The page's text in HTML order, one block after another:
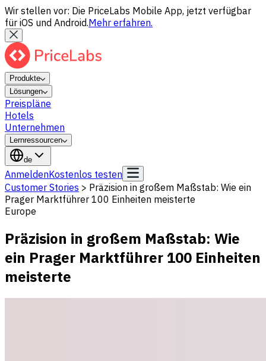
Wir stellen vor: Die PriceLabs Mobile App, jetzt verfügbar
für iOS und Android.Mehr erfahren.
Produkte
Lösungen
Preispläne
Hotels
Unternehmen
Lernressourcen
de
AnmeldenKostenlos testen
Customer Stories > Präzision in großem Maßstab: Wie ein
Prager Marktführer 100 Einheiten meisterte
Europe
Präzision in großem Maßstab: Wie
ein Prager Marktführer 100 Einheiten
meisterte